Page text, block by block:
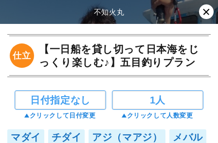
不知火丸
仕立
【一日船を貸し切って日本海をじ
っくり楽しむ♪】五目釣りプラン
日付指定なし
クリックして日付変更
1人
クリックして人数変更
マダイ チダイ アジ（マアジ）
メバル